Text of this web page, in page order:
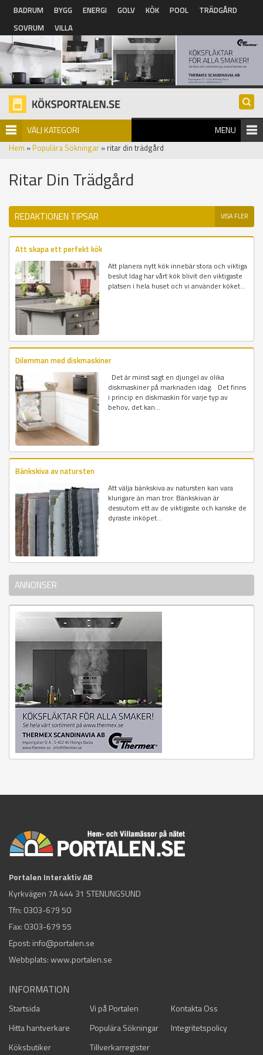
Hoppa till huvudinnehåll
BADRUM BYGG ENERGI GOLV KÖK POOL
TRÄDGÅRD
SOVRUM
VILLA
VÄLJ KATEGORI MENU
Hem » Populära Sökningar » ritar din trädgård
Ritar Din Trädgård
REDAKTIONEN TIPSAR VISA FLER
Att skapa ett perfekt kök
Att planera nytt kök innebär stora och viktiga
beslut Idag har vårt kök blivit den viktigaste
platsen i hela huset och vi använder köket...
Dilemman med diskmaskiner
Det är minst sagt en djungel av olika
diskmaskiner på marknaden idag. Det finns
i princip en diskmaskin för varje typ av
behov, det kan...
Bänkskiva av natursten
Att välja bänkskiva av natursten kan vara
klurigare än man tror. Bänkskivan är
dessutom ett av de viktigaste och kanske de
dyraste inköpet...
ANNONSER
Portalen Interaktiv AB
Kyrkvägen 7A 444 31 STENUNGSUND
Tfn: 0303-679 50
Fax: 0303-679 55
Epost: info@portalen.se
Webbplats: www.portalen.se
INFORMATION
Startsida Vi på Portalen
Kontakta Oss
Hitta hantverkare
Populära Sökningar
Integritetspolicy
Köksbutiker
Tillverkarregister